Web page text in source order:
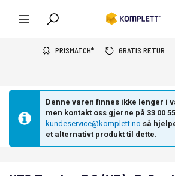
PRISMATCH* GRATIS RETUR
Denne varen finnes ikke lenger i
men kontakt oss gjerne på 33 00
kundeservice@komplett.no så
et alternativt produkt til dette.